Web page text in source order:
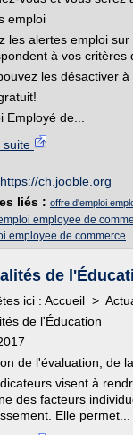
emploi
les alertes emploi
à vos critères
les désactiver
Employé de...
suite
https://ch.jooble.org
liés : offre d'emploi
employee de
employee de commerce
de
ici : Accueil >
de l'Éducation
de l'évaluation, de
visent à
des facteurs
Elle permet...